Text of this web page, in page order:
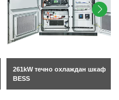
261kW течно охлаждан шкаф
BESS